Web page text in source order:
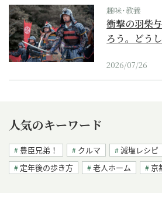
趣味･教養
衝撃の羽柴
ろう。どう
2026/07/26
人気のキーワード
豊臣兄弟！ クルマ 減塩レシピ
定年後の歩き方
老人ホーム 京